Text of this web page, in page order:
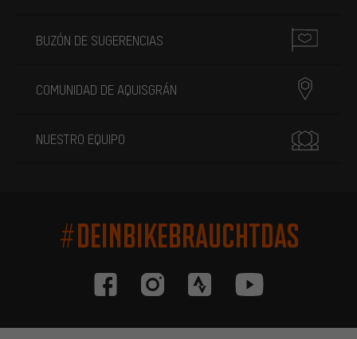
BUZÓN DE SUGERENCIAS
COMUNIDAD DE AQUISGRÁN
NUESTRO EQUIPO
#DEINBIKEBRAUCHTDAS